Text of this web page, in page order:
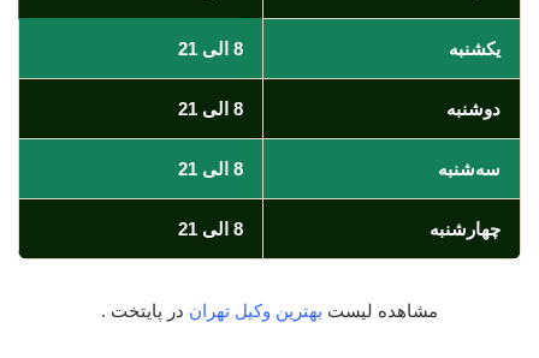
یکشنبه 8 الی 21
دوشنبه 8 الی 21
سه‌شنبه 8 الی 21
چهارشنبه 8 الی 21
مشاهده لیست بهترین وکیل تهران در پایتخت .